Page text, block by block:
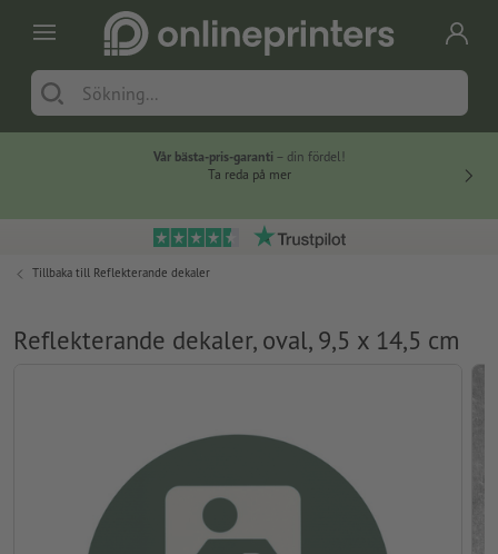
Vår bästa-pris-garanti – din fördel!
Ta reda på mer
Tillbaka till Reflekterande dekaler
Reflekterande dekaler, oval, 9,5 x 14,5 cm